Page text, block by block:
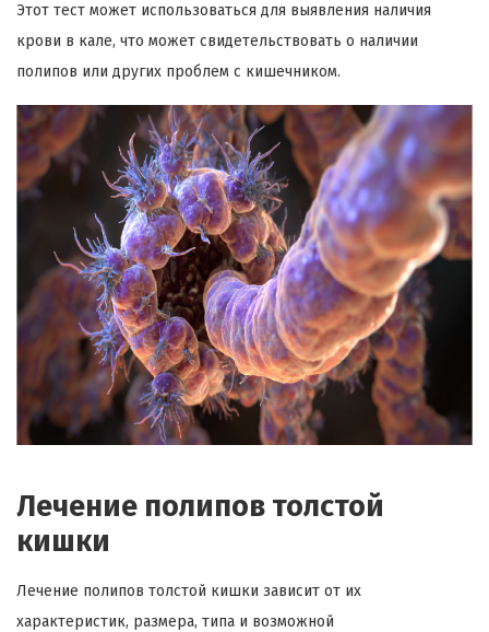
Этот тест может использоваться для выявления наличия
крови в кале, что может свидетельствовать о наличии
полипов или других проблем с кишечником.
Лечение полипов толстой
кишки
Лечение полипов толстой кишки зависит от их
характеристик, размера, типа и возможной